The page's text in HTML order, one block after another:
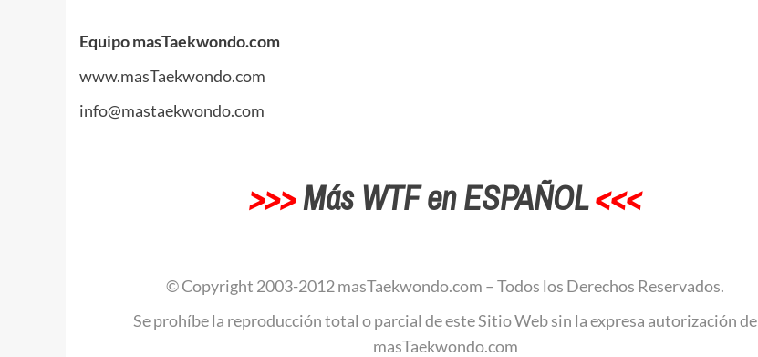
Equipo masTaekwondo.com
www.masTaekwondo.com
info@mastaekwondo.com
>>>Más WTF en ESPAÑOL<<<
© Copyright 2003-2012 masTaekwondo.com – Todos los Derechos Reservados.
Se prohíbe la reproducción total o parcial de este Sitio Web sin la expresa autorización de
masTaekwondo.com